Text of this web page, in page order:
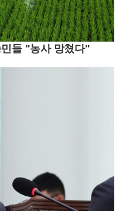
들 "농사 망쳤다"